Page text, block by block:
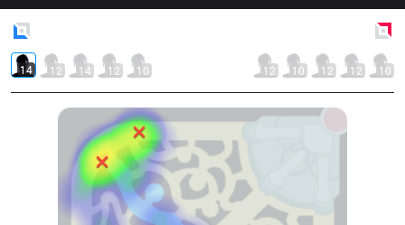
14 12 14 12 10 12 10 12 12 10